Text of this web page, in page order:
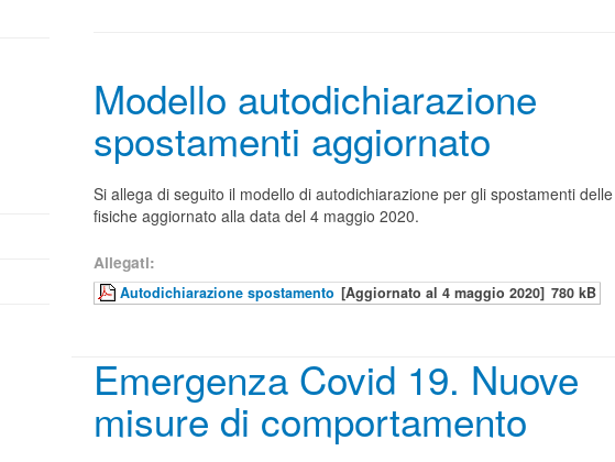
Modello autodichiarazione
spostamenti aggiornato
Si allega di seguito il modello di autodichiarazione per gli spostamenti
fisiche aggiornato alla data del 4 maggio 2020.
Allegati:
Autodichiarazione spostamento [Aggiornato al 4 maggio 2020] 780 kB
Emergenza Covid 19. Nuove
misure di comportamento